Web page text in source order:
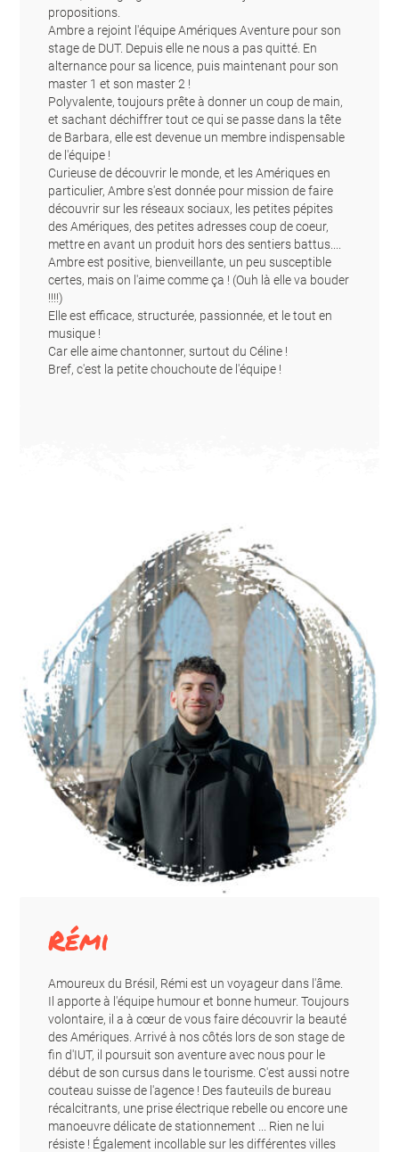
propositions.
Ambre a rejoint l'équipe Amériques Aventure pour son
stage de DUT. Depuis elle ne nous a pas quitté. En
alternance pour sa licence, puis maintenant pour son
master 1 et son master 2 !
Polyvalente, toujours prête à donner un coup de main,
et sachant déchiffrer tout ce qui se passe dans la tête
de Barbara, elle est devenue un membre indispensable
de l'équipe !
Curieuse de découvrir le monde, et les Amériques en
particulier, Ambre s'est donnée pour mission de faire
découvrir sur les réseaux sociaux, les petites pépites
des Amériques, des petites adresses coup de coeur,
mettre en avant un produit hors des sentiers battus....
Ambre est positive, bienveillante, un peu susceptible
certes, mais on l'aime comme ça ! (Ouh là elle va bouder
!!!!)
Elle est efficace, structurée, passionnée, et le tout en
musique !
Car elle aime chantonner, surtout du Céline !
Bref, c'est la petite chouchoute de l'équipe !
Rémi
Amoureux du Brésil, Rémi est un voyageur dans l'âme.
Il apporte à l'équipe humour et bonne humeur. Toujours
volontaire, il a à cœur de vous faire découvrir la beauté
des Amériques. Arrivé à nos côtés lors de son stage de
fin d'IUT, il poursuit son aventure avec nous pour le
début de son cursus dans le tourisme. C'est aussi notre
couteau suisse de l'agence ! Des fauteuils de bureau
récalcitrants, une prise électrique rebelle ou encore une
manoeuvre délicate de stationnement ... Rien ne lui
résiste ! Également incollable sur les différentes villes